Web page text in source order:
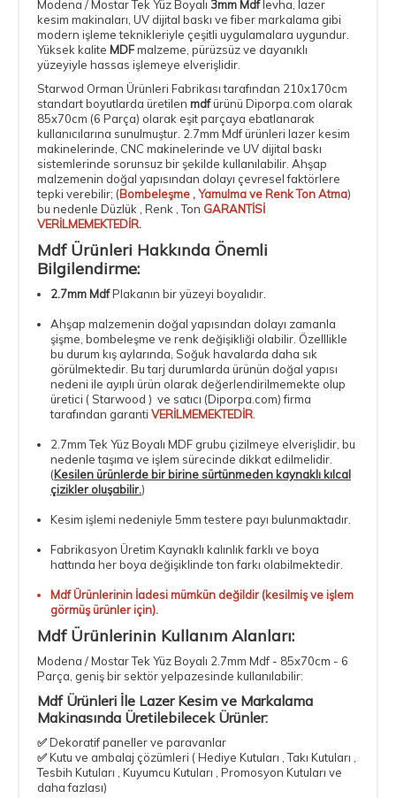
Modena / Mostar Tek Yüz Boyalı 3mm Mdflevha, lazer
kesim makinaları , UV dijital baskı vefiber markalama gibi
modern işleme teknikleriyle çeşitli uygulamalara uygundur.
Yüksek kalite MDFmalzeme, pürüzsüz ve dayanıklı
yüzeyiyle hassas işlemeye elverişlidir.
Starwod Orman Ürünleri Fabrikası tarafından 210x170cm
standart boyutlarda üretilen mdfürünü Diporpa.com olarak
85x70cm (6 Parça) olarak eşit parçaya ebatlanarak
kullanıcılarına sunulmuştur. 2.7mm Mdfürünleri lazer kesim
makinelerinde, CNC makinelerinde ve UV dijital baskı
sistemlerinde sorunsuz bir şekilde kullanılabilir. Ahşap
malzemenin doğal yapısından dolayı çevresel faktörlere
tepki verebilir; (Bombeleşme , Yamulma ve Renk Ton Atma)
bu nedenle Düzlük , Renk , Ton GARANTİSİ
VERİLMEMEKTEDİR.
Mdf Ürünleri Hakkında Önemli
Bilgilendirme:
2.7mm MdfPlakanın bir yüzeyi boyalıdır.
Ahşap malzemenin doğal yapısından dolayı zamanla
şişme, bombeleşme ve renk değişikliği olabilir. Özelllikle
bu durum kış aylarında, Soğuk havalarda daha sık
görülmektedir. Bu tarj durumlarda ürünün doğal yapısı
nedeni ile ayıplı ürün olarak değerlendirilmemekte olup
üretici ( Starwood ) ve satıcı (Diporpa.com) firma
tarafından garanti VERİLMEMEKTEDİR
2.7mm Tek Yüz Boyalı MDF grubu çizilmeye elverişlidir, bu
nedenle taşıma ve işlem sürecinde dikkat edilmelidir.
(Kesilen ürünlerde bir birine sürtünmeden kaynaklı kılcal
çizikler oluşabilir.)
Kesim işlemi nedeniyle 5mm testere payı bulunmaktadır.
Fabrikasyon Üretim Kaynaklı kalınlık farklı ve boya
hattında her boya değişiklinde ton farkı olabilmektedir.
Mdf Ürünlerinin İadesi mümkün değildir (kesilmiş ve işlem
görmüş ürünler için).
Mdf Ürünlerinin Kullanım Alanları:
Modena / Mostar Tek Yüz Boyalı 2.7mm Mdf - 85x70cm - 6
Parça , geniş bir sektör yelpazesinde kullanılabilir:
Mdf Ürünleri İle Lazer Kesim ve Markalama
Makinasında Üretilebilecek Ürünler:
✅Dekoratif paneller ve paravanlar
✅Kutu ve ambalaj çözümleri ( Hediye Kutuları , Takı Kutuları ,
Tesbih Kutuları , Kuyumcu Kutuları , Promosyon Kutuları ve
daha fazlası)